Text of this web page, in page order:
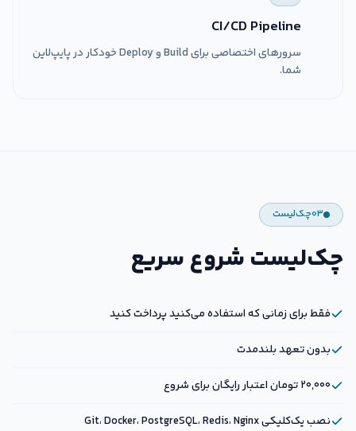
CI/CD Pipeline
سرورهای اختصاصی برای Build و Deploy خودکار در پایپ‌لاین
شما.
۰۳چک‌لیست
چک‌لیست شروع سریع
فقط برای زمانی که استفاده می‌کنید پرداخت کنید
بدون تعهد بلندمدت
۲۰,۰۰۰ تومان اعتبار رایگان برای شروع
نصب یک‌کلیکی Git، Docker، PostgreSQL، Redis، Nginx